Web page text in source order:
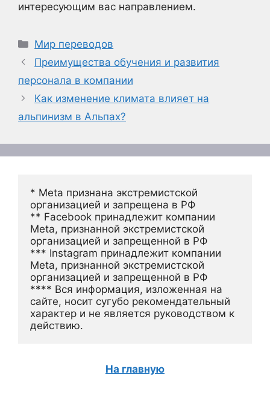
интересующим вас направлением.
Рубрики
Мир переводов
Преимущества обучения и развития
персонала в компании
Как изменение климата влияет на
альпинизм в Альпах?
* Meta признана экстремистской
организацией и запрещена в РФ
** Facebook принадлежит компании
Meta, признанной экстремистской
организацией и запрещенной в РФ
*** Instagram принадлежит компании
Meta, признанной экстремистской
организацией и запрещенной в РФ
**** Вся информация, изложенная на
сайте, носит сугубо рекомендательный
характер и не является руководством к
действию.
На главную